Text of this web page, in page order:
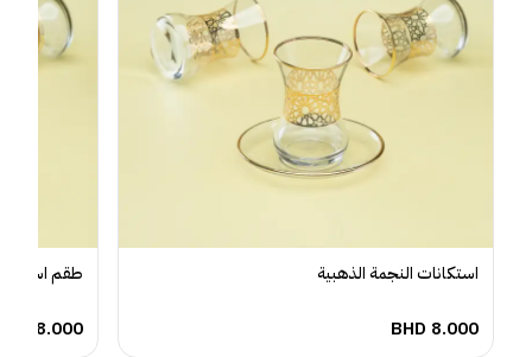
استكانات النجمة الذهبية
BHD 8.000
طقم
8.000